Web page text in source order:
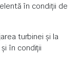
în condiții de
turbinei și la
în condiții